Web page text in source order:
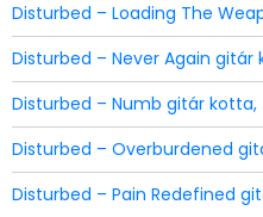
Disturbed – Loading The
Disturbed – Never Again gitár
Disturbed – Numb gitár kotta,
Disturbed – Overburdened
Disturbed – Pain Redefined